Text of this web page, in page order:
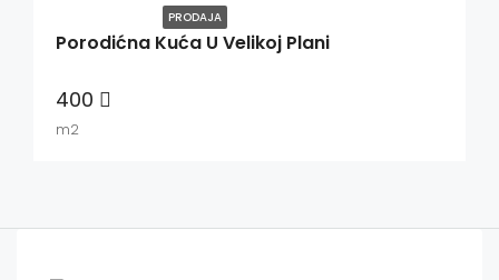
PRODAJA
Porodićna Kuća U Velikoj Plani
400
m2